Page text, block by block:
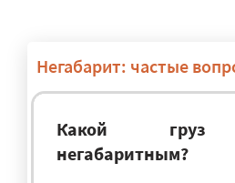
Негабарит: частые
Какой груз
негабаритным?